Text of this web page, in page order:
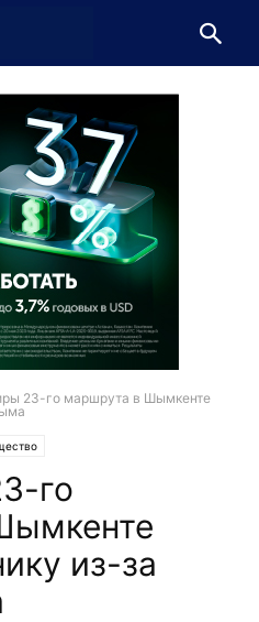
23-го маршрута в Шымкенте
го
из-за